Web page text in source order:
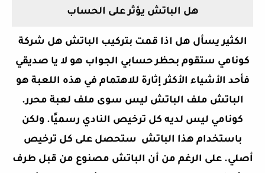
هل الباتش يؤثر على الحساب
الكثير يسأل هل اذا قمت بتركيب الباتش هل شركة
كونامي ستقوم بحظر حسابي الجواب هو لا يا صديقي
فأحد الأشياء الأكثر إثارة للاهتمام في هذه اللعبة هو
الباتش ملف الباتش ليس سوى ملف لعبة محرر.
كونامي ليس لديه كل ترخيص النادي رسميًا. ولكن
باستخدام هذا الباتش ستحصل على كل ترخيص
أصلي. على الرغم من أن الباتش مصنوع من قبل طرف